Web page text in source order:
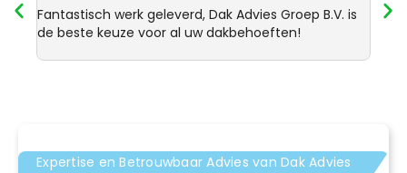
Fantastisch werk geleverd, Dak Advies Groep B.V. is
de beste keuze voor al uw dakbehoeften!
Expertise en Betrouwbaar Advies van Dak Advies